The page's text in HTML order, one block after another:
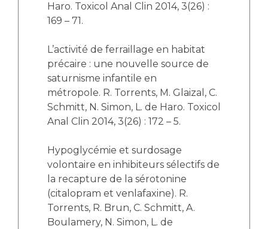
Haro. Toxicol Anal Clin 2014, 3(26) :
169 – 71.
L’activité de ferraillage en habitat
précaire : une nouvelle source de
saturnisme infantile en
métropole. R. Torrents, M. Glaizal, C.
Schmitt, N. Simon, L. de Haro. Toxicol
Anal Clin 2014, 3(26) : 172 – 5.
Hypoglycémie et surdosage
volontaire en inhibiteurs sélectifs de
la recapture de la sérotonine
(citalopram et venlafaxine). R.
Torrents, R. Brun, C. Schmitt, A.
Boulamery, N. Simon, L. de